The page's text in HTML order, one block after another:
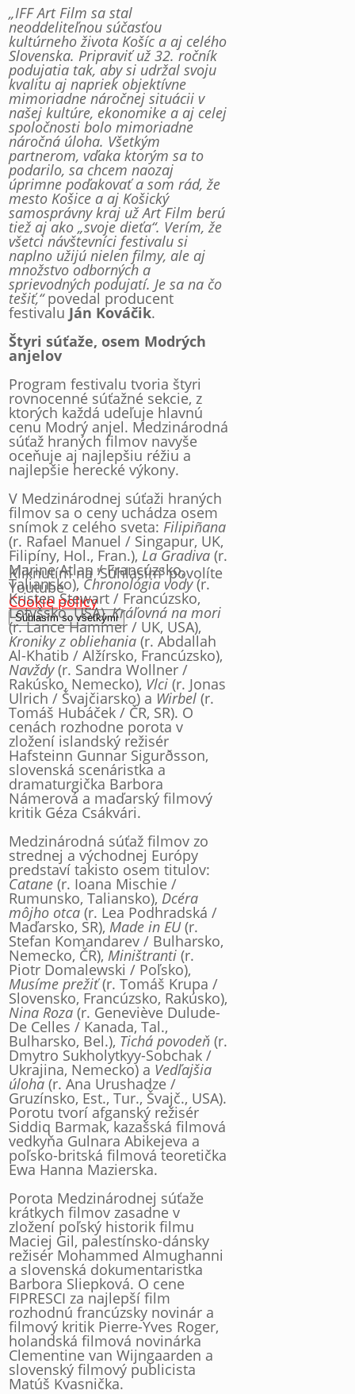
Kliknutím na 'Súhlasím' povolíte
Youtube
Cookie policy
Súhlasím so všetkými
„IFF Art Film sa stal
neoddeliteľnou súčasťou
kultúrneho života Košíc a aj celého
Slovenska. Pripraviť už 32. ročník
podujatia tak, aby si udržal svoju
kvalitu aj napriek objektívne
mimoriadne náročnej situácii v
našej kultúre, ekonomike a aj celej
spoločnosti bolo mimoriadne
náročná úloha. Všetkým
partnerom, vďaka ktorým sa to
podarilo, sa chcem naozaj
úprimne poďakovať a som rád, že
mesto Košice a aj Košický
samosprávny kraj už Art Film berú
tiež aj ako „svoje dieťa“. Verím, že
všetci návštevníci festivalu si
naplno užijú nielen filmy, ale aj
množstvo odborných a
sprievodných podujatí. Je sa na čo
tešiť,“povedal producent
festivalu Ján Kováčik.
Štyri súťaže, osem Modrých
anjelov
Program festivalu tvoria štyri
rovnocenné súťažné sekcie, z
ktorých každá udeľuje hlavnú
cenu Modrý anjel. Medzinárodná
súťaž hraných filmov navyše
oceňuje aj najlepšiu réžiu a
najlepšie herecké výkony.
V Medzinárodnej súťaži hraných
filmov sa o ceny uchádza osem
snímok z celého sveta: Filipiñana
(r. Rafael Manuel / Singapur, UK,
Filipíny, Hol., Fran.), La Gradiva (r.
Marine Atlan / Francúzsko,
Taliansko),Chronológia vody(r.
Kristen Stewart / Francúzsko,
Lotyšsko, USA),Kráľovná na mori
(r. Lance Hammer / UK, USA),
Kroniky z obliehania (r. Abdallah
Al-Khatib / Alžírsko, Francúzsko),
Navždy(r. Sandra Wollner /
Rakúsko, Nemecko), Vlci (r. Jonas
Ulrich / Švajčiarsko) a Wirbel (r.
Tomáš Hubáček / ČR, SR). O
cenách rozhodne porota v
zložení islandský režisér
Hafsteinn Gunnar Sigurðsson,
slovenská scenáristka a
dramaturgička Barbora
Námerová a maďarský filmový
kritik Géza Csákvári.
Medzinárodná súťaž filmov zo
strednej a východnej Európy
predstaví takisto osem titulov:
Catane (r. Ioana Mischie /
Rumunsko, Taliansko), Dcéra
môjho otca (r. Lea Podhradská /
Maďarsko, SR), Made in EU(r.
Stefan Komandarev / Bulharsko,
Nemecko, ČR), Miništranti (r.
Piotr Domalewski / Poľsko),
Musíme prežiť(r. Tomáš Krupa /
Slovensko, Francúzsko, Rakúsko),
Nina Roza (r. Geneviève Dulude-
De Celles / Kanada, Tal.,
Bulharsko, Bel.), Tichá povodeň (r.
Dmytro Sukholytkyy-Sobchak /
Ukrajina, Nemecko) a Vedľajšia
úloha (r. Ana Urushadze /
Gruzínsko, Est., Tur., Švajč., USA).
Porotu tvorí afganský režisér
Siddiq Barmak, kazašská filmová
vedkyňa Gulnara Abikejeva a
poľsko-britská filmová teoretička
Ewa Hanna Mazierska.
Porota Medzinárodnej súťaže
krátkych filmov zasadne v
zložení poľský historik filmu
Maciej Gil, palestínsko-dánsky
režisér Mohammed Almughanni
a slovenská dokumentaristka
Barbora Sliepková. O cene
FIPRESCI za najlepší film
rozhodnú francúzsky novinár a
filmový kritik Pierre-Yves Roger,
holandská filmová novinárka
Clementine van Wijngaarden a
slovenský filmový publicista
Matúš Kvasnička.